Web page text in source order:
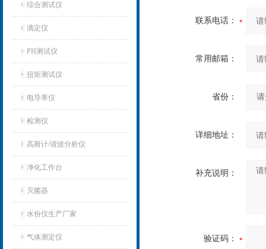
综合测试仪
滴定仪
PH测试仪
扭矩测试仪
电导率仪
检测仪
高斯计/谐波分析仪
净化工作台
灭菌器
水份仪生产厂家
气体测定仪
联系电话：
常用邮箱：
省份：
详细地址：
补充说明：
验证码：